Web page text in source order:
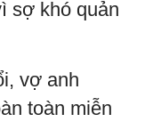
sợ khó quản
vợ anh
toàn miễn